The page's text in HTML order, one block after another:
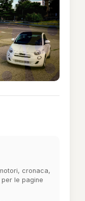
cronaca,
le pagine